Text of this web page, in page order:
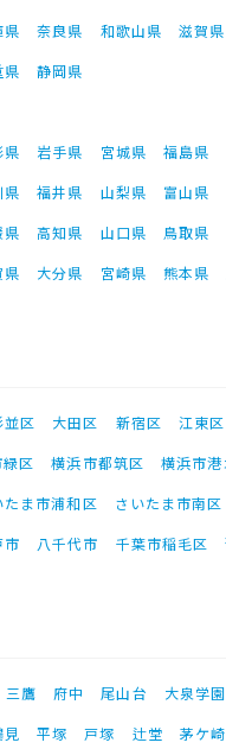
県 奈良県 和歌山県
滋賀県
県
静岡県
県 岩手県 宮城県
福島県
県 福井県 山梨県
富山県
県 高知県 山口県 鳥取県
県 大分県 宮崎県 熊本県
並区 大田区 新宿区 江東区
区 横浜市都筑区 横浜市
たま市浦和区 さいたま市南区
市 八千代市 千葉市稲毛区
三鷹 府中 尾山台 大泉学園
見 平塚 戸塚 辻堂 茅ケ崎